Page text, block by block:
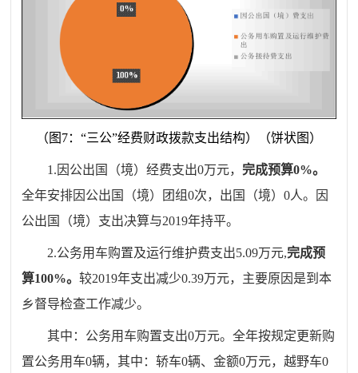
（图 7：“三公”经费财政拨款支出结构）（饼状图）
1. 因公出国（境）经费支出0万元， 完成预算0%。
全年安排因公出国（境）团组0次，出国（境）0人。因
公出国（境）支出决算与2019年持平。
2.公务用车购置及运行维护费支出5.09万元,完成预
算100%。较2019年支出减少0.39万元，主要原因是到本
乡督导检查工作减少。
其中： 公务用车购置支出0万元。全年按规定更新购
置公务用车0辆，其中：轿车0辆、金额0万元，越野车0